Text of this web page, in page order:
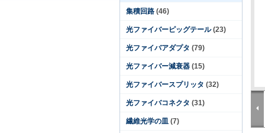
集積回路 (46)
光ファイバーピッグテール (23)
光ファイバアダプタ (79)
光ファイバー減衰器 (15)
光ファイバースプリッタ (32)
光ファイバコネクタ (31)
繊維光学の皿 (7)